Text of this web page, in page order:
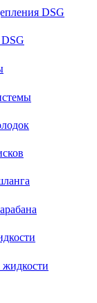
DSG